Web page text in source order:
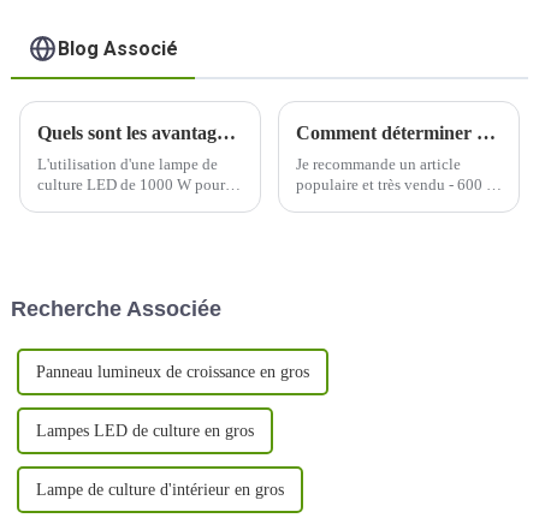
Blog Associé
Quels sont les avantages du jardinage intérieur lorsqu'on utilise une lampe de culture LED de 1000 W ?
L'utilisation d'une lampe de
culture LED de 1000 W pour le
avantages :
Comment déterminer quelle longueur d’onde de lumière est nécessaire à la croissance de votre plante ?
Je recommande un article
populaire et très vendu - 600 W
d'expédition, UV/IR...
Recherche Associée
Panneau lumineux de croissance en gros
Lampes LED de culture en gros
Lampe de culture d'intérieur en gros